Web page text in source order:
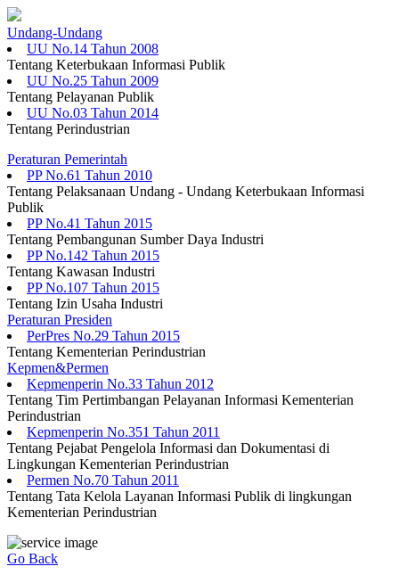
Undang-Undang
UU No.14 Tahun 2008
Tentang Keterbukaan Informasi Publik
UU No.25 Tahun 2009
Tentang Pelayanan Publik
UU No.03 Tahun 2014
Tentang Perindustrian
Peraturan Pemerintah
PP No.61 Tahun 2010
Tentang Pelaksanaan Undang - Undang Keterbukaan Informasi
Publik
PP No.41 Tahun 2015
Tentang Pembangunan Sumber Daya Industri
PP No.142 Tahun 2015
Tentang Kawasan Industri
PP No.107 Tahun 2015
Tentang Izin Usaha Industri
Peraturan Presiden
PerPres No.29 Tahun 2015
Tentang Kementerian Perindustrian
Kepmen&Permen
Kepmenperin No.33 Tahun 2012
Tentang Tim Pertimbangan Pelayanan Informasi Kementerian
Perindustrian
Kepmenperin No.351 Tahun 2011
Tentang Pejabat Pengelola Informasi dan Dokumentasi di
Lingkungan Kementerian Perindustrian
Permen No.70 Tahun 2011
Tentang Tata Kelola Layanan Informasi Publik di lingkungan
Kementerian Perindustrian
Go Back